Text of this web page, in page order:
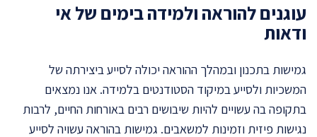
עוגנים להוראה ולמידה בימים של אי
ודאות
גמישות בתכנון ובמהלך ההוראה יכולה לסייע ביצירתה של
המשכיות ולסייע במיקוד הסטודנטים בלמידה. אנו נמצאים
בתקופה בה עשויים להיות שיבושים רבים באורחות החיים, לרבות
נגישות פיזית וזמינות למשאבים. גמישות בהוראה עשויה לסייע